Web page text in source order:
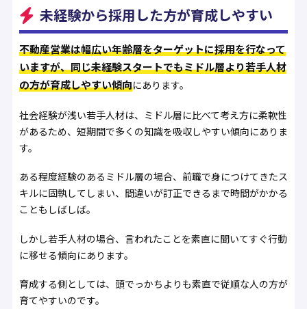
未経験から採用した方が育成しやすい
不動産営業は幅広い年齢層をターゲットに採用を行なって
いますが、同じ未経験スタートでもミドル層より若手人材
の方が育成しやすい傾向にあります。
社会経験が浅い若手人材は、ミドル層に比べて考え方に柔軟性
があるため、短期間で多くの知識を吸収しやすい傾向にありま
す。
ある程度経験のあるミドル層の場合、前職で身につけてきたス
キルに固執してしまい、間違いが訂正できるまで時間がかかる
こともしばしば。
しかし若手人材の場合、言われたことを素直に聞いてすぐ行動
に移せる傾向にあります。
育成する側としては、頭でっかちよりも素直で従順な人の方が
育てやすいのです。